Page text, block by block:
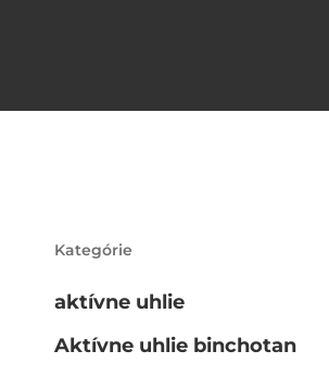
Kategórie
aktívne uhlie
Aktívne uhlie binchotan